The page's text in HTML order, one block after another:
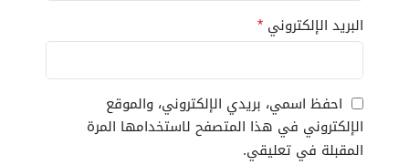
البريد الإلكتروني *
احفظ اسمي، بريدي الإلكتروني، والموقع
الإلكتروني في هذا المتصفح لاستخدامها المرة
المقبلة في تعليقي.